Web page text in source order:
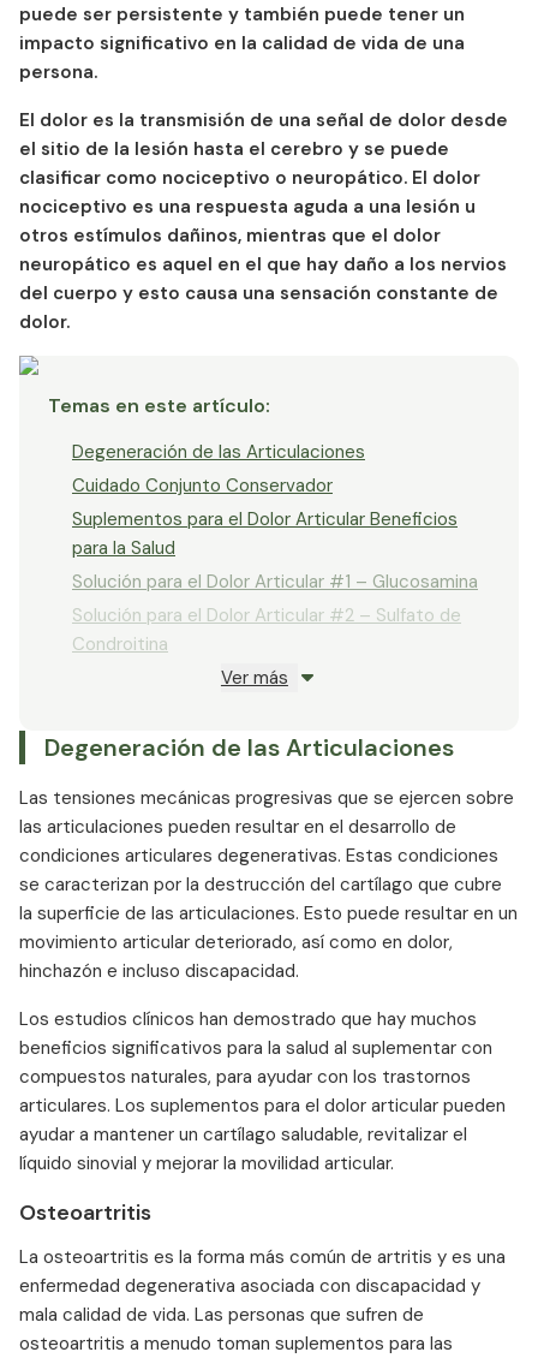
puede ser persistente y también puede tener un
impacto significativo en la calidad de vida de una
persona.
El dolor es la transmisión de una señal de dolor desde
el sitio de la lesión hasta el cerebro y se puede
clasificar como nociceptivo o neuropático. El dolor
nociceptivo es una respuesta aguda a una lesión u
otros estímulos dañinos, mientras que el dolor
neuropático es aquel en el que hay daño a los nervios
del cuerpo y esto causa una sensación constante de
dolor.
Temas en este artículo:
Degeneración de las Articulaciones
Cuidado Conjunto Conservador
Suplementos para el Dolor Articular Beneficios
para la Salud
Solución para el Dolor Articular #1 – Glucosamina
Solución para el Dolor Articular #2 – Sulfato de
Condroitina
Solución para el Dolor Articular #3 – Colágeno
Hialurónico
Metilsulfonilmetano
Solución para el Dolor Articular #6 – Extracto de
Solución para el Dolor Articular #7 – Extracto de
OPC
¿Quién debería usar suplementos para el dolor
Efectos secundarios y riesgos de los
suplementos para el dolor articular
Interacciones de Suplementos para el Dolor
Combinaciones de Suplementos para el Dolor
¿Por qué tomar suplementos para el dolor
articular?
Estudios y Referencias
Ver más
Degeneración de las Articulaciones
Las tensiones mecánicas progresivas que se ejercen sobre
las articulaciones pueden resultar en el desarrollo de
condiciones articulares degenerativas. Estas condiciones
se caracterizan por la destrucción del cartílago que cubre
la superficie de las articulaciones. Esto puede resultar en un
movimiento articular deteriorado, así como en dolor,
hinchazón e incluso discapacidad.
Los estudios clínicos han demostrado que hay muchos
beneficios significativos para la salud al suplementar con
compuestos naturales, para ayudar con los trastornos
articulares. Los suplementos para el dolor articular pueden
ayudar a mantener un cartílago saludable, revitalizar el
líquido sinovial y mejorar la movilidad articular.
Osteoartritis
La osteoartritis es la forma más común de artritis y es una
enfermedad degenerativa asociada con discapacidad y
mala calidad de vida. Las personas que sufren de
osteoartritis a menudo toman suplementos para las